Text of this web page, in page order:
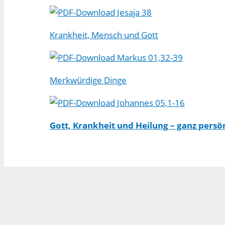
Jesaja 38
Krankheit, Mensch und Gott
Markus 01,32-39
Merkwürdige Dinge
Johannes 05,1-16
Gott, Krankheit und Heilung – ganz